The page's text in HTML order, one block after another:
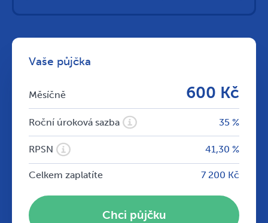
Vaše půjčka
Měsíčně 600 Kč
Roční úroková sazba 35 %
RPSN 41,30 %
Celkem zaplatíte 7 200 Kč
Chci půjčku